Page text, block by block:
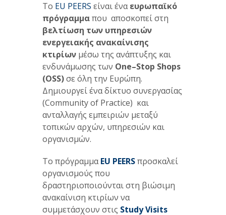
Το EU PEERS είναι έναευρωπαϊκό
πρόγραμμαπου αποσκοπεί στη
βελτίωση των υπηρεσιών
ενεργειακής ανακαίνισης
κτιρίων μέσω της ανάπτυξης και
ενδυνάμωσης των One–Stop Shops
(OSS)σε όλη την Ευρώπη.
Δημιουργεί ένα δίκτυο συνεργασίας
(Community of Practice) και
ανταλλαγής εμπειριών μεταξύ
τοπικών αρχών, υπηρεσιών και
οργανισμών.
Το πρόγραμμαEU PEERSπροσκαλεί
οργανισμούς που
δραστηριοποιούνται στη βιώσιμη
ανακαίνιση κτιρίων να
συμμετάσχουν στις StudyVisits